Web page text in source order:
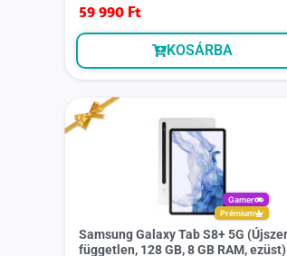
59 990 Ft
KOSÁRBA
Gamer
Prémium
Samsung Galaxy Tab S8+ 5G
független, 128 GB, 8 GB RAM, ezüst)